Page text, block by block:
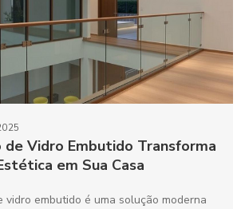
de Vidro Embutido Transforma
em Sua Casa
vidro embutido é uma solução moderna